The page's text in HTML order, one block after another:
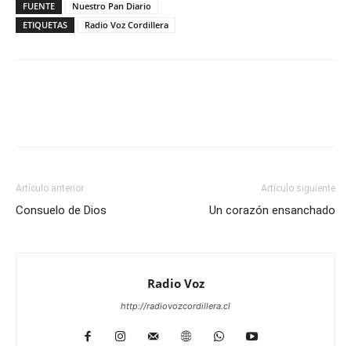
FUENTE
Nuestro Pan Diario
ETIQUETAS
Radio Voz Cordillera
Artículo anterior
Consuelo de Dios
Artículo siguiente
Un corazón ensanchado
Radio Voz
http://radiovozcordillera.cl